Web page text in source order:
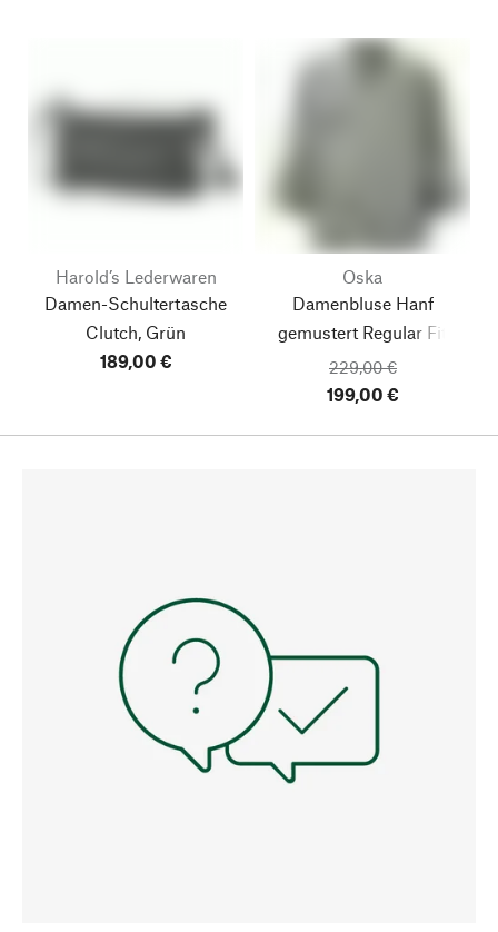
Harold’s Lederwaren
Damen-Schultertasche
Clutch, Grün
189,00 €
Oska
Damenbluse Hanf
gemustert Regular Fit
229,00 €
199,00 €